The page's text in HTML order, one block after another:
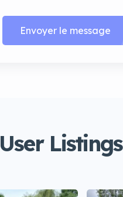
Envoyer le message
User Listings